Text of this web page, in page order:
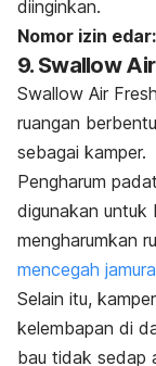
diinginkan.
Nomor izin edar:
9. Swallow
Swallow Air
ruangan
sebagai kamper.
Pengharum
digunakan untuk
mengharumkan
mencegah
Selain itu,
kelembapan di
bau tidak sedap